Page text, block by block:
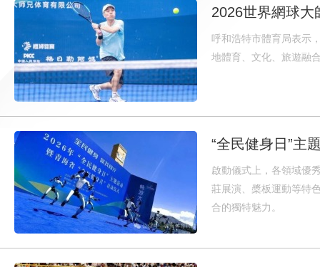
2026世界網球大
呼和浩特市體育局表示
地體育、文化、旅遊融
“全民健身日”主
啟動儀式上，各領域優
莊展演、槳板運動等特
合的獨特魅力。